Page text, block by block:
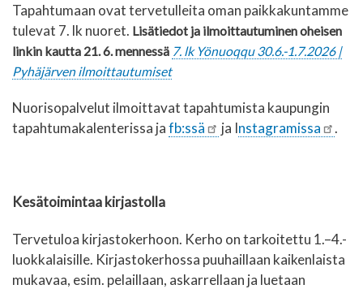
Tapahtumaan ovat tervetulleita oman paikkakuntamme
tulevat 7. lk nuoret. Lisätiedot ja ilmoittautuminen oheisen
linkin kautta 21. 6. mennessä 7. lk Yönuoqqu 30.6.-1.7.2026 |
Pyhäjärven ilmoittautumiset
Nuorisopalvelut ilmoittavat tapahtumista kaupungin
tapahtumakalenterissa jafb:ssä ja Instagramissa .
Kesätoimintaa kirjastolla
Tervetuloa kirjastokerhoon. Kerho on tarkoitettu 1.–4.-
luokkalaisille. Kirjastokerhossa puuhaillaan kaikenlaista
mukavaa, esim. pelaillaan, askarrellaan ja luetaan